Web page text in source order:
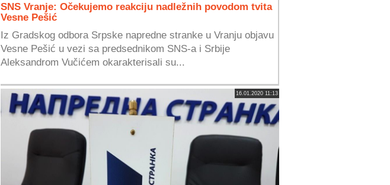
SNS Vranje: Očekujemo reakciju nadležnih povodom tvita
Vesne Pešić
Iz Gradskog odbora Srpske napredne stranke u Vranju objavu
Vesne Pešić u vezi sa predsednikom SNS-a i Srbije
Aleksandrom Vučićem okarakterisali su...
16.01.2020 11:13